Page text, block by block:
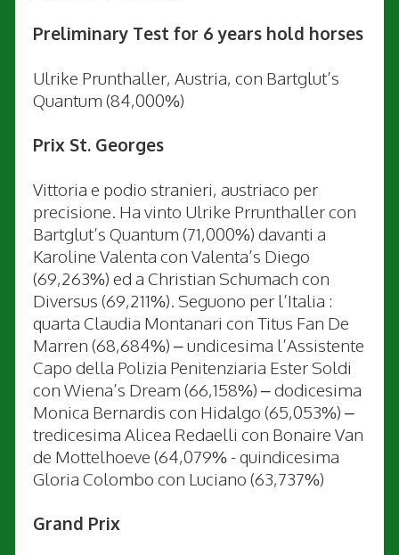
Preliminary Test for 6 years hold horses
Ulrike Prunthaller, Austria, con Bartglut’s
Quantum (84,000%)
Prix St. Georges
Vittoria e podio stranieri, austriaco per
precisione. Ha vinto Ulrike Prrunthaller con
Bartglut’s Quantum (71,000%) davanti a
Karoline Valenta con Valenta’s Diego
(69,263%) ed a Christian Schumach con
Diversus (69,211%). Seguono per l’Italia :
quarta Claudia Montanari con Titus Fan De
Marren (68,684%) – undicesima l’Assistente
Capo della Polizia Penitenziaria Ester Soldi
con Wiena’s Dream (66,158%) – dodicesima
Monica Bernardis con Hidalgo (65,053%) –
tredicesima Alicea Redaelli con Bonaire Van
de Mottelhoeve (64,079% - quindicesima
Gloria Colombo con Luciano (63,737%)
Grand Prix